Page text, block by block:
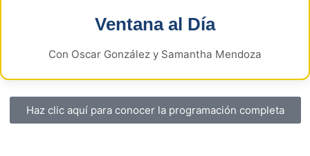
Ventana al Día
Con Oscar González y Samantha Mendoza
Haz clic aquí para conocer la programación completa